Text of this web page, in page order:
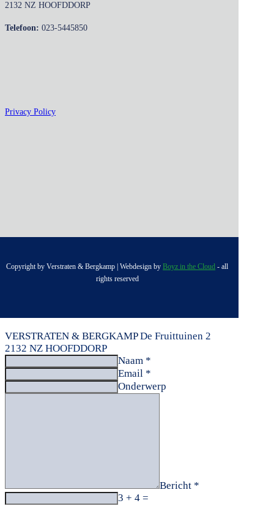
2132 NZ HOOFDDORP
Telefoon: 023-5445850
Privacy Policy
Copyright by Verstraten & Bergkamp | Webdesign byBoyz in the Cloud - all
rights reserved
VERSTRATEN & BERGKAMP De Fruittuinen 2
2132 NZ HOOFDDORP
Naam *
Email *
Onderwerp
Bericht *
3 + 4 =